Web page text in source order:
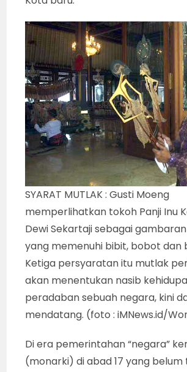
SYARAT MUTLAK : Gusti Moeng
memperlihatkan tokoh Panji Inu
Dewi Sekartaji sebagai
yang memenuhi bibit, bobot dan
Ketiga persyaratan itu mutlak
akan menentukan nasib
peradaban sebuah negara, kini
mendatang. (foto : iMNews.id/
Di era pemerintahan “negara”
(monarki) di abad 17 yang